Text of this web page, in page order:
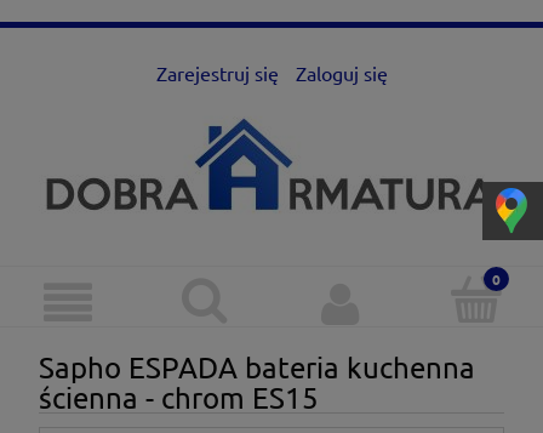
Zarejestruj się Zaloguj się
Sapho ESPADA bateria kuchenna
ścienna - chrom ES15